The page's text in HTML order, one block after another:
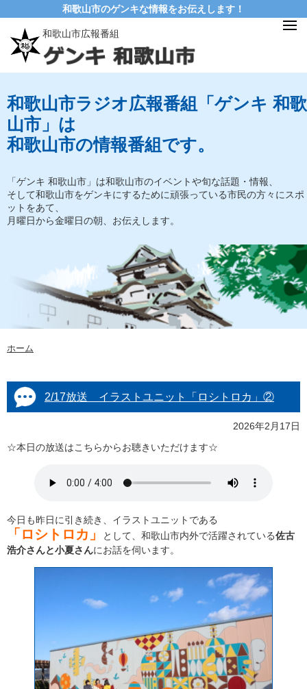
和歌山市のゲンキな情報をお伝えします！
和歌山市広報番組
和歌山市ラジオ広報番組「ゲンキ 和歌
山市」は
和歌山市の情報番組です。
「ゲンキ 和歌山市」は和歌山市のイベントや旬な話題・情報、
そして和歌山市をゲンキにするために頑張っている市民の方々にスポ
ットをあて、
月曜日から金曜日の朝、お伝えします。
ホーム
2/17放送 イラストユニット「ロシトロカ」②
2026年2月17日
☆本日の放送はこちらからお聴きいただけます☆
今日も昨日に引き続き、イラストユニットである
「ロシトロカ」 として、和歌山市内外で活躍されている佐古
浩介さんと小夏さんにお話を伺います。